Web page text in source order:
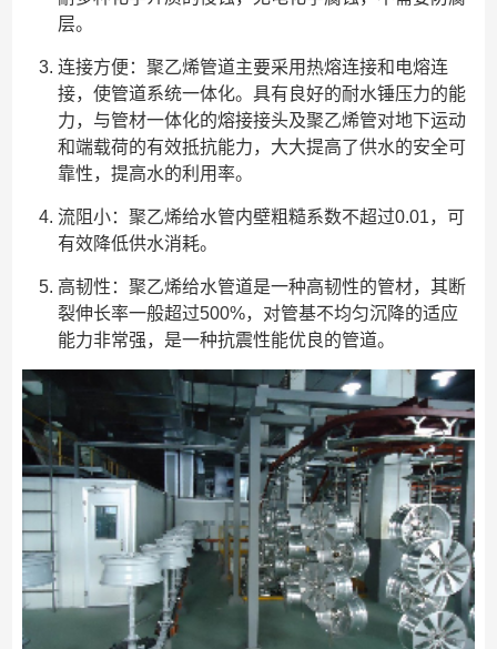
层。
连接方便：聚乙烯管道主要采用热熔连接和电熔连
接，使管道系统一体化。具有良好的耐水锤压力的能
力，与管材一体化的熔接接头及聚乙烯管对地下运动
和端载荷的有效抵抗能力，大大提高了供水的安全可
靠性，提高水的利用率。
流阻小：聚乙烯给水管内壁粗糙系数不超过0.01，可
有效降低供水消耗。
高韧性：聚乙烯给水管道是一种高韧性的管材，其断
裂伸长率一般超过500%，对管基不均匀沉降的适应
能力非常强，是一种抗震性能优良的管道。